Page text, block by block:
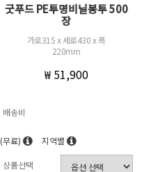
굿푸드 PE투명비닐봉투 500
장
가로315 x 세로430 x 폭
220mm
₩ 51,900
배송비
(무료) 지역별
상품선택